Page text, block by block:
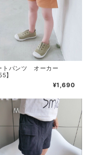
トパンツ オーカー
】
¥1,690